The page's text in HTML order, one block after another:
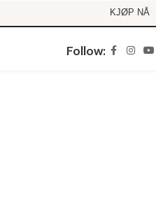
KJØP NÅ
Follow: